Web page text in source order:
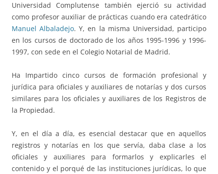
Universidad Complutense también ejerció su actividad
como profesor auxiliar de prácticas cuando era catedrático
Manuel Albaladejo. Y, en la misma Universidad, participo
en los cursos de doctorado de los años 1995-1996 y 1996-
1997, con sede en el Colegio Notarial de Madrid.
Ha Impartido cinco cursos de formación profesional y
jurídica para oficiales y auxiliares de notarías y dos cursos
similares para los oficiales y auxiliares de los Registros de
la Propiedad.
Y, en el día a día, es esencial destacar que en aquellos
registros y notarías en los que servía, daba clase a los
oficiales y auxiliares para formarlos y explicarles el
contenido y el porqué de las instituciones jurídicas, lo que